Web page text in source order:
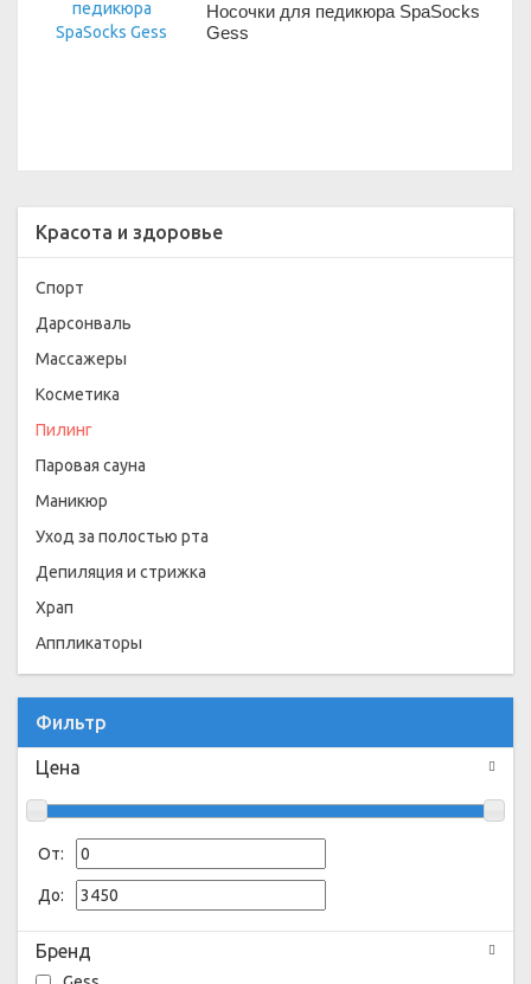
Носочки для педикюра SpaSocks
Gess
Красота и здоровье
Спорт
Дарсонваль
Массажеры
Косметика
Пилинг
Паровая сауна
Маникюр
Уход за полостью рта
Депиляция и стрижка
Храп
Аппликаторы
Фильтр
Цена
От:
До:
Бренд